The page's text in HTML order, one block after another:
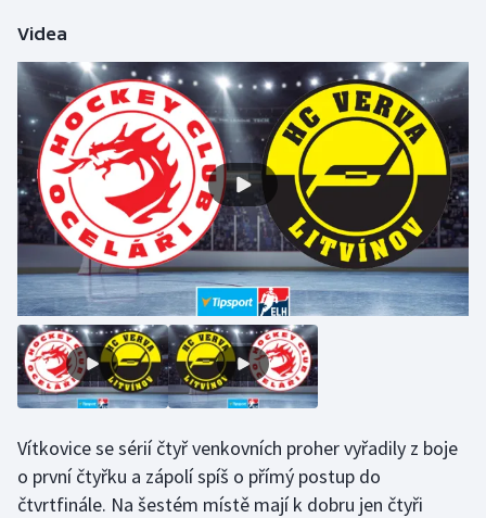
Videa
Vítkovice se sérií čtyř venkovních proher vyřadily z boje
o první čtyřku a zápolí spíš o přímý postup do
čtvrtfinále. Na šestém místě mají k dobru jen čtyři